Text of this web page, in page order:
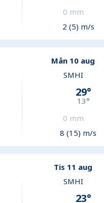
0 mm
2 (5) m/s
Mån 10 aug
SMHI
29°
13°
0 mm
8 (15) m/s
Tis 11 aug
SMHI
23°